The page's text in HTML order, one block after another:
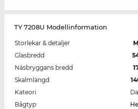
TY 7208U Modellinformation
Storlekar & detaljer
M
Glasbredd
Näsbryggans bredd
Skalmlängd
Kateori
Bågtyp